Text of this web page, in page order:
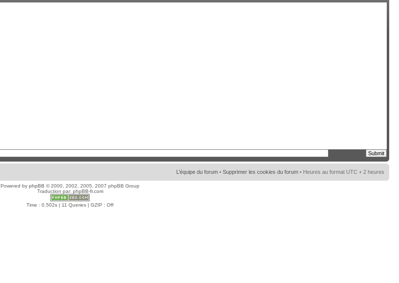
L’équipe du forum • Supprimer les cookies du forum • Heures au format UTC + 2 heures
Powered by phpBB © 2000, 2002, 2005, 2007 phpBB Group
Traduction par: phpBB-fr.com
Time : 0.502s | 11 Queries | GZIP : Off